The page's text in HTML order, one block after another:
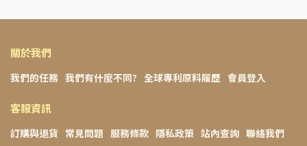
關於我們
我們的任務 我們有什麼不同? 全球專利原料履歷 會員登入
客服資訊
訂購與退貨 常見問題 服務條款 隱私政策 站內查詢 聯絡我們